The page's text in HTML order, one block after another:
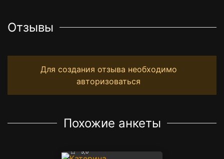
Отзывы
Для создания отзыва необходимо
авторизоваться
Похожие анкеты
5,0